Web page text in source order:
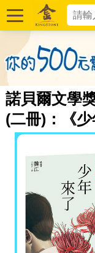
諾貝爾文學
(二冊)：《少